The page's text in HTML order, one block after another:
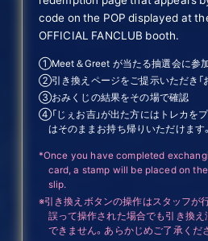
code on the POP displayed at
OFFICIAL FANCLUB booth.
①Meet＆Greet が当たる抽選会に参
②引き換えページをご提示いただき「
③おみくじの結果をその場で確認
④「じぇお吉」が出た方にはトレカを
はそのままお持ち帰りいただけます。
*Once you have completed
card, a stamp will be placed on
slip.
※引き換えボタンの操作はスタッフが
誤って操作された場合でも引き換え
できません。あらかじめご了承くだ